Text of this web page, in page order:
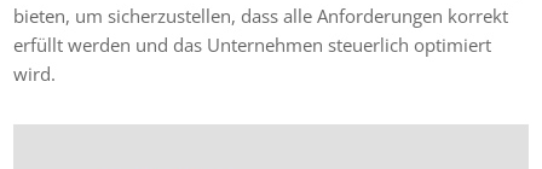
bieten, um sicherzustellen, dass alle Anforderungen korrekt
erfüllt werden und das Unternehmen steuerlich optimiert
wird.